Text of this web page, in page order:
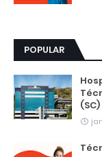
POPULAR
(SC)